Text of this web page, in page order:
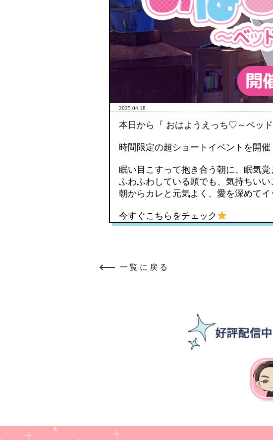
2025.04.18
本日から『 おはようえっち♡～ベッ
時間限定の超ショートイベントを開催
眠い目こすって抱き合う朝に、眠気覚
ふわふわしている頭でも、気持ちい
朝からカレと元気よく、愛を深めてイ
今すぐこちらをチェック
一覧に戻る